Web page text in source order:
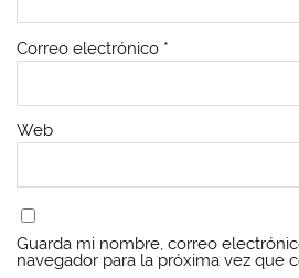
n
n
u
a
n
n
u
a
a
u
e
)
n
u
a
Correo electrónico *
Web
Guarda mi nombre, correo
navegador para la próxima vez que